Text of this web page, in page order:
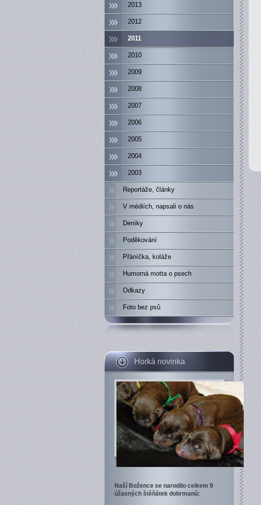
2013
2012
2011
2010
2009
2008
2007
2006
2005
2004
2003
Reportáže, články
V médiích, napsali o nás
Deníky
Poděkování
Přáníčka, koláže
Humorná motta o psech
Odkazy
Foto bez psů
Horká novinka
Naší Božence se narodilo celkem 9
úžasných štěňátek dobrmanů: